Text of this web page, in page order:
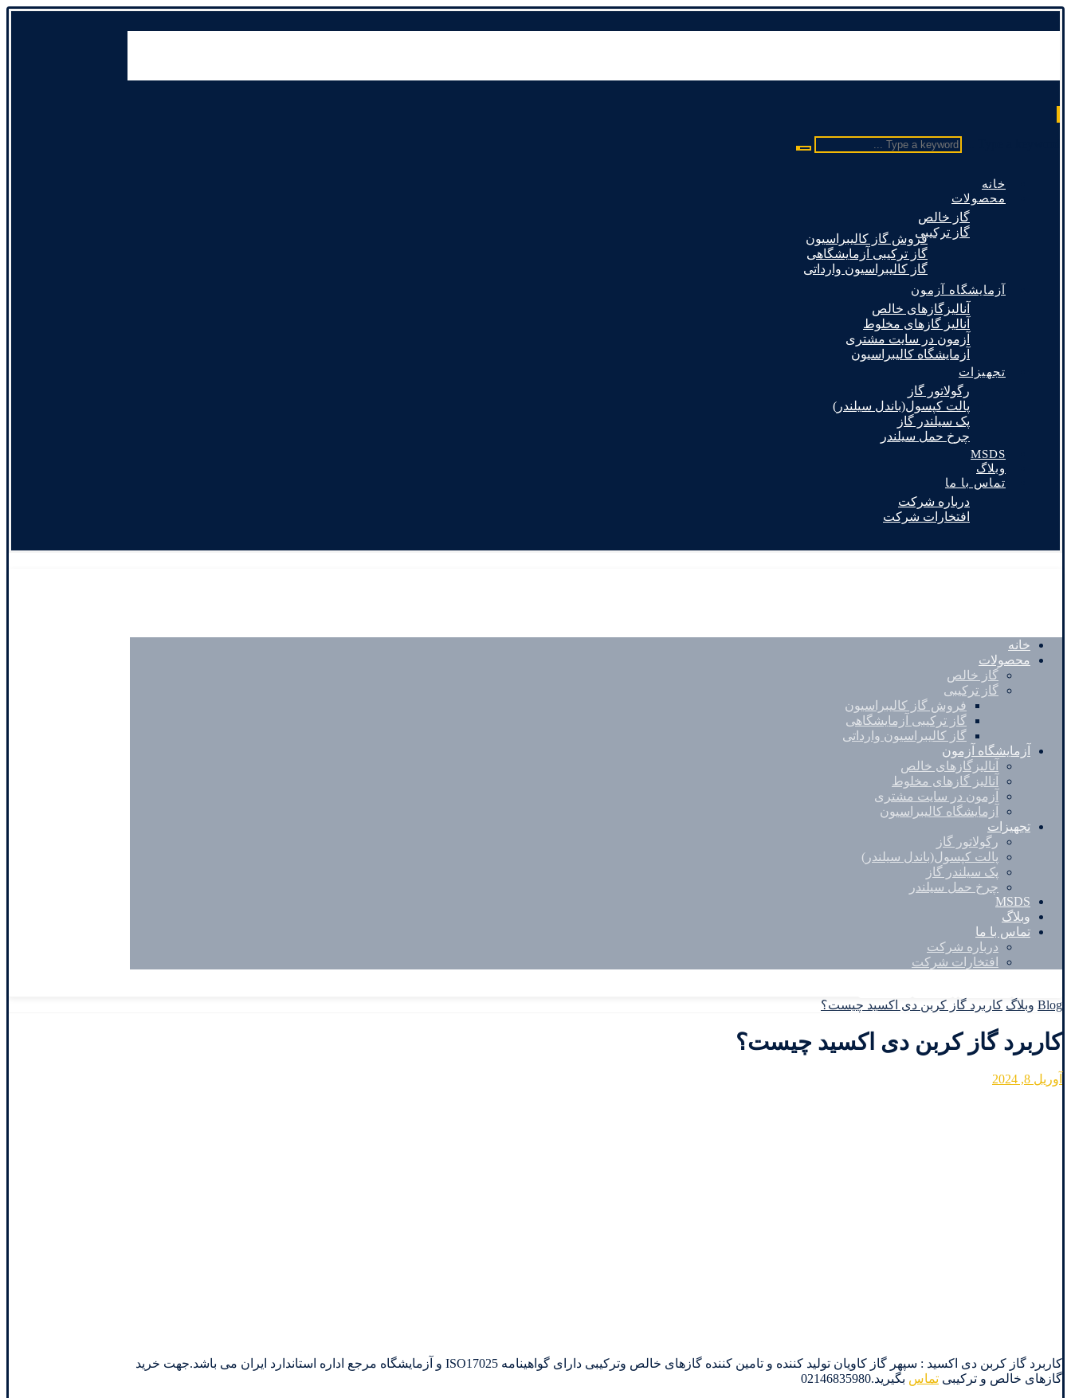
خانه
محصولات
گاز خالص
گاز ترکیبیفروش گاز کالیبراسیون
گاز ترکیبی آزمایشگاهی
گاز کالیبراسیون وارداتی
آزمایشگاه آزمون
آنالیزگازهای خالص
آنالیز گازهای مخلوط
آزمون در سایت مشتری
آزمایشگاه کالیبراسیون
تجهیزات
رگولاتور گاز
پالت کپسول(باندل سیلندر)
پک سیلندر گاز
چرخ حمل سیلندر
MSDS
وبلاگ
تماس با ما
درباره شرکت
افتخارات شرکت
خانه
محصولات
گاز خالص
گاز ترکیبی
فروش گاز کالیبراسیون
گاز ترکیبی آزمایشگاهی
گاز کالیبراسیون وارداتی
آزمایشگاه آزمون
آنالیزگازهای خالص
آنالیز گازهای مخلوط
آزمون در سایت مشتری
آزمایشگاه کالیبراسیون
تجهیزات
رگولاتور گاز
پالت کپسول(باندل سیلندر)
پک سیلندر گاز
چرخ حمل سیلندر
MSDS
وبلاگ
تماس با ما
درباره شرکت
افتخارات شرکت
Blog وبلاگ کاربرد گاز کربن دی اکسید چیست؟
کاربرد گاز کربن دی اکسید چیست؟
آوریل 8, 2024
کاربرد گاز کربن دی اکسید : سپهر گاز کاویان تولید کننده و تامین کننده گازهای خالص وترکیبی دارای گواهینامه ISO17025 و آزمایشگاه مرجع اداره استاندارد ایران می باشد.جهت خرید
گازهای خالص و ترکیبی تماس بگیرید.02146835980